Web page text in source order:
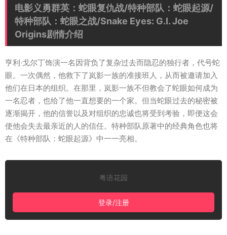
电影义勇群英：蛇眼复仇战/特种部队：蛇眼起源/
特种部队：蛇眼之战/Snake Eyes: G.I. Joe
Origins剧情介绍
亨利·戈尔丁饰演一名因背负了复杂过去而隐忍的独行者，代号蛇
眼。一次偶然，他救下了岚影一族的准接班人，从而被邀请加入
他们在日本的组织。在那里，岚影一族不但教会了蛇眼如何成为
一名忍者，也给了他一直想要的一个家。但当蛇眼过去的秘密被
逐渐揭开，他的信誉以及对组织的忠诚也将受到考验，即便这会
使他会失去最亲近的人的信任。特种部队原著中的经典角色也将
在《特种部队：蛇眼起源》中一一亮相。
粤语花园
登录/注册